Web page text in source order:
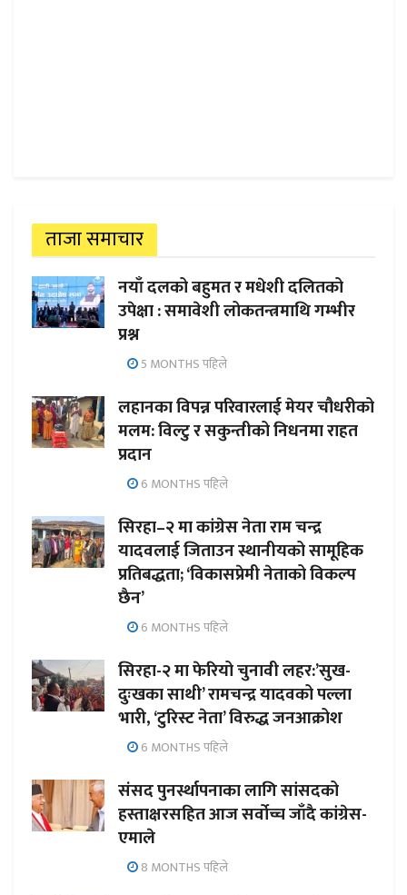
ताजा समाचार
नयाँ दलको बहुमत र मधेशी दलितको
उपेक्षा : समावेशी लोकतन्त्रमाथि गम्भीर
प्रश्न
5 MONTHS पहिले
लहानका विपन्न परिवारलाई मेयर चौधरीको
मलम: विल्टु र सकुन्तीको निधनमा राहत
प्रदान
6 MONTHS पहिले
सिरहा–२ मा कांग्रेस नेता राम चन्द्र
यादवलाई जिताउन स्थानीयको सामूहिक
प्रतिबद्धता; ‘विकासप्रेमी नेताको विकल्प
छैन’
6 MONTHS पहिले
सिरहा-२ मा फेरियो चुनावी लहर:’सुख-
दुःखका साथी’ रामचन्द्र यादवको पल्ला
भारी, ‘टुरिस्ट नेता’ विरुद्ध जनआक्रोश
6 MONTHS पहिले
संसद पुनर्स्थापनाका लागि सांसदको
हस्ताक्षरसहित आज सर्वोच्च जाँदै कांग्रेस-
एमाले
8 MONTHS पहिले